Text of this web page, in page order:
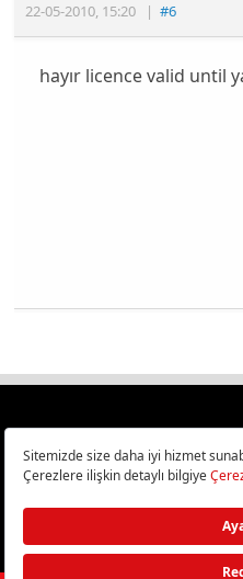
22-05-2010, 15:20 |#6
hayır licence valid until
Bilişim ve Teknoloji